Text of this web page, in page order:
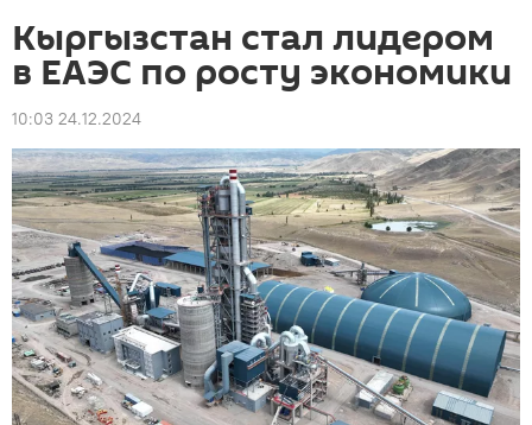
Кыргызстан стал лидером
в ЕАЭС по росту экономики
10:03 24.12.2024